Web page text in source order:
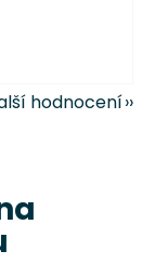
hvězdiček.
hodnocení